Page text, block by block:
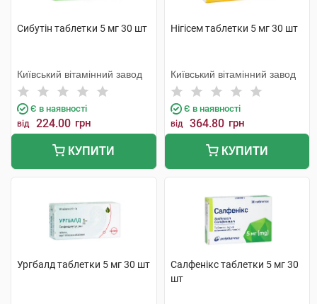
Сибутін таблетки 5 мг 30 шт
Київський вітамінний завод
Є в наявності
від 224.00 грн
КУПИТИ
Нігісем таблетки 5 мг 30 шт
Київський вітамінний завод
Є в наявності
від 364.80 грн
КУПИТИ
Ургбалд таблетки 5 мг 30 шт
Салфенікс таблетки 5 мг 30
шт